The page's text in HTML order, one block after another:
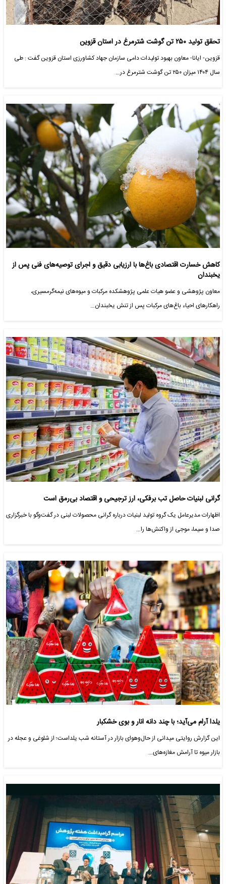
تحقق تولید ۲۵۰ تن گوشت شترمرغ در استان قزوین
قزوین- ایانا- معاون بهبود تولیدات دامی سازمان جهاد کشاورزی استان قزوین گفت : طی
سال ۱۴۰۴ میزان ۲۵۰ تن گوشت شترمرغ در…
کاهش خسارت اقتصادی باغ‌ها با ارزیابی دقیق و اجرای توصیه‌های فنی پس از
یخبندان
معاون پژوهشی و عضو هیات علمی پژوهشکده مرکبات و میوه‌های نیمه‌گرمسیری،
راهکارهای احیاء باغ‌های مرکبات پس از تنش یخبندان…
گرانی لبنیات حاصل تب برفکی، ارز ترجیحی و اقتصاد بی‌رمق است
اظهارات مدیرعامل یک گروه تولید لبنیات درباره گرانی محصولات لبنی در گفت‌وگو با خبرگزاری
صدا و سیما، موجی از واکنش‌ها را…
یلدا آرام می‌آید؛ با چند دانه انار و بوی خشکبار
این گزارش روایتی میدانی از حال‌وهوای بازار در آستانه شب یلداست؛ از شلوغی و عجله در
بازار میوه تا آرامش مغازه‌های…